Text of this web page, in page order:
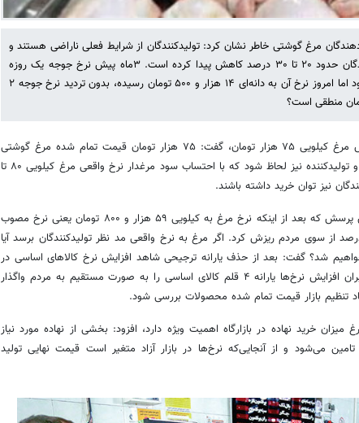
مرغ گوشتی خاطر نشان کرد: تولیدکنندگان از شرایط فعلی ناراضی هستند و
به نظر می‌رسد فعالیت تولیدکنندگان حدود ۲۰ تا ۳۰ درصد کاهش پیدا کرده است. ۳ماه پیش نرخ جوجه یک روزه
حدود ۲ تا ۲ هزار و ۵۰۰ تومان بود اما امروز نرخ آن به دانه‌ای ۱۴ هزار و ۵۰۰ تومان رسیده، بدون تردید نرخ جوجه ۲
محمد یوسفی ، با تایید خبر فروش مرغ کیلویی ۷۵ هزار تومان، گفت: ۷۵ هزار تومان قیمت تمام شده مرغ گوشتی
است و نرخ مرغ باید سود مرغدار و تولیدکننده نیز لحاظ شود که با احتساب سود مرغدار نرخ واقعی مرغ کیلویی ۸۰ تا
این فعال اقتصادی در پاسخ به این پرسش که بعد از اینکه نرخ مرغ به کیلویی ۵۹ هزار و ۸۰۰ تومان یعنی نرخ مصوب
رسید خرید مرغ حدود ۳۰ درصد از سوی مردم ریزش کرد. اگر مرغ به نرخ واقعی مد نظر تولیدکنندگان برسد آیا
شد؟ گفت: بعد از حذف یارانه ترجیحی شاهد افزایش نرخ کالاهای اساسی در
بازار بودیم از این‌رو دولت برای جبران افزایش نرخ‌ها یارانه ۴ قلم کالای اساسی را به صورت مستقیم به مردم واگذار
میزان خرید نهاده در بازارگاه اهمیت ویژه دارد، افزود: بخشی از نهاده مورد نیاز
و تامین می‌شود و از آنجایی‌که نرخ‌ها در بازار آزاد متغیر است قیمت نهایی تولید